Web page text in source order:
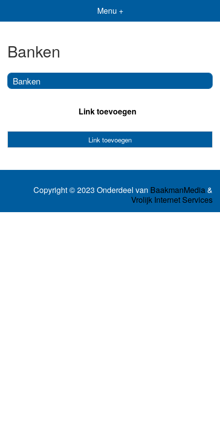
Menu +
Banken
Banken
Link toevoegen
Link toevoegen
Copyright © 2023 Onderdeel van BaakmanMedia&
Vrolijk Internet Services